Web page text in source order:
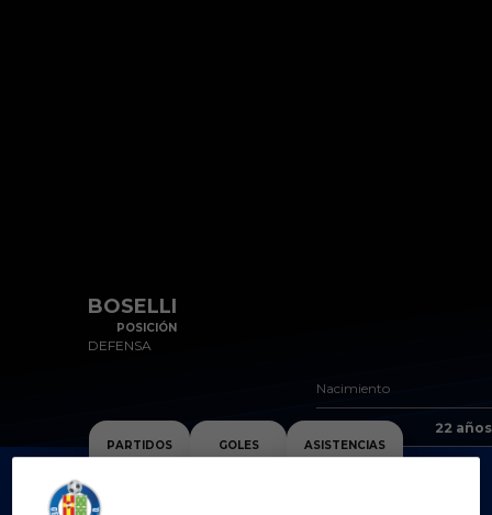
BOSELLI
POSICIÓN
DEFENSA
Nacimiento
22 años
PARTIDOS
0
GOLES
0
ASISTENCIAS
0